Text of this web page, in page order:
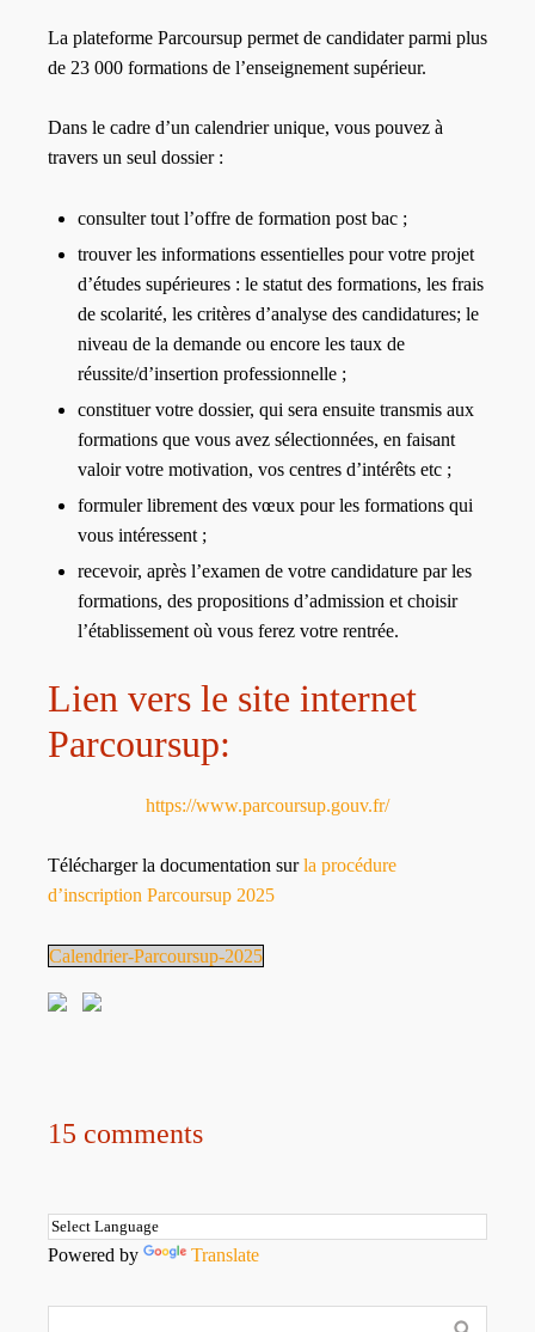
La plateforme Parcoursup permet de candidater parmi plus
de 23 000 formations de l’enseignement supérieur.
Dans le cadre d’un calendrier unique, vous pouvez à
travers un seul dossier :
consulter tout l’offre de formation post bac ;
trouver les informations essentielles pour votre projet
d’études supérieures : le statut des formations, les frais
de scolarité, les critères d’analyse des candidatures; le
niveau de la demande ou encore les taux de
réussite/d’insertion professionnelle ;
constituer votre dossier, qui sera ensuite transmis aux
formations que vous avez sélectionnées, en faisant
valoir votre motivation, vos centres d’intérêts etc ;
formuler librement des vœux pour les formations qui
vous intéressent ;
recevoir, après l’examen de votre candidature par les
formations, des propositions d’admission et choisir
l’établissement où vous ferez votre rentrée.
Lien vers le site internet
Parcoursup:
https://www.parcoursup.gouv.fr/
Télécharger la documentation surla procédure
d’inscription Parcoursup 2025
Calendrier-Parcoursup-2025
15 comments
Powered by Translate